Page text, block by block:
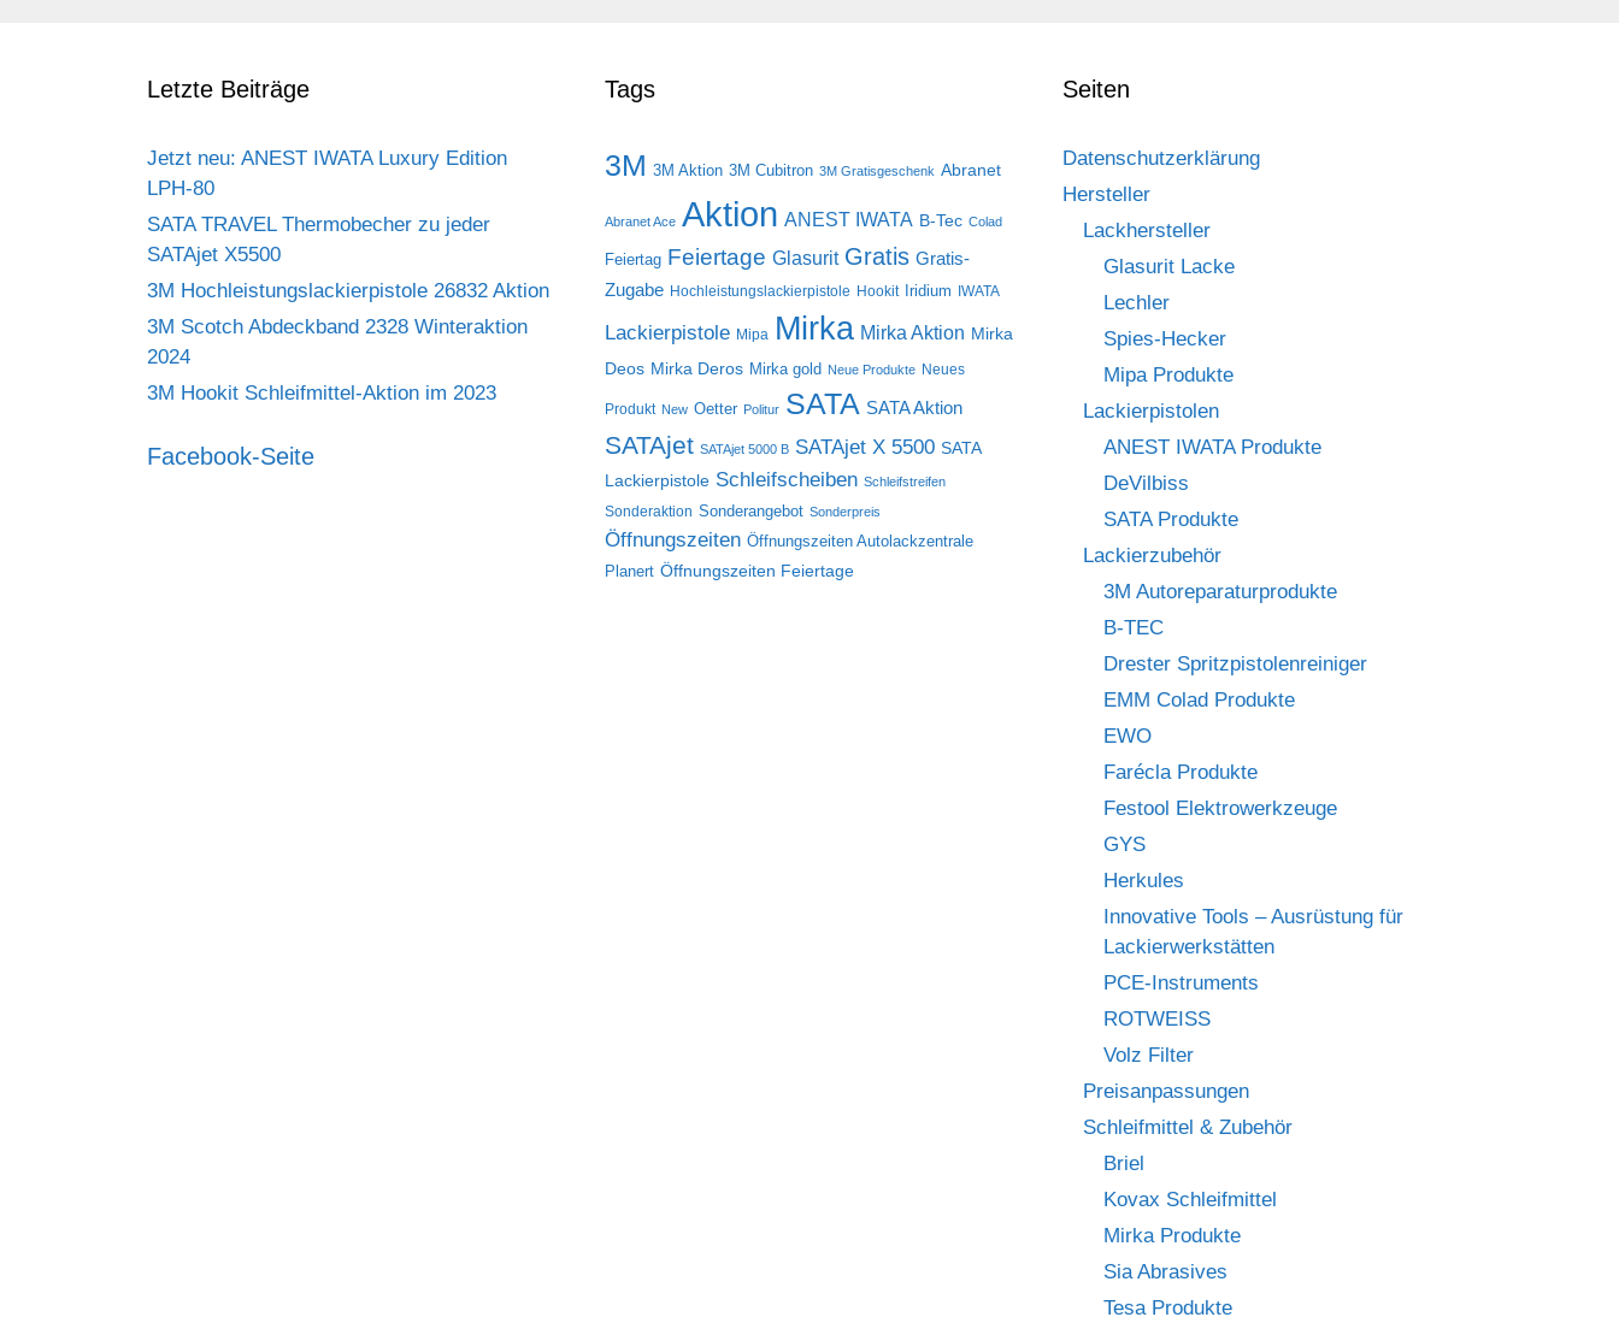
Letzte Beiträge
Jetzt neu: ANEST IWATA Luxury Edition
LPH-80
SATA TRAVEL Thermobecher zu jeder
SATAjet X5500
3M Hochleistungslackierpistole 26832 Aktion
3M Scotch Abdeckband 2328 Winteraktion
2024
3M Hookit Schleifmittel-Aktion im 2023
Facebook-Seite
Tags
3M 3M Aktion 3M Cubitron 3M Gratisgeschenk Abranet
Abranet Ace Aktion ANEST IWATA B-Tec Colad
Feiertag Feiertage Glasurit Gratis Gratis-
Zugabe Hochleistungslackierpistole Hookit Iridium IWATA
Lackierpistole Mipa Mirka Mirka Aktion Mirka
Deos Mirka Deros Mirka gold Neue Produkte Neues
Produkt New Oetter Politur SATA SATA Aktion
SATAjet SATAjet 5000 B SATAjet X 5500 SATA
Lackierpistole Schleifscheiben Schleifstreifen
Sonderaktion Sonderangebot Sonderpreis
Öffnungszeiten Öffnungszeiten Autolackzentrale
Planert Öffnungszeiten Feiertage
Seiten
Datenschutzerklärung
Hersteller
Lackhersteller
Glasurit Lacke
Lechler
Spies-Hecker
Mipa Produkte
Lackierpistolen
ANEST IWATA Produkte
DeVilbiss
SATA Produkte
Lackierzubehör
3M Autoreparaturprodukte
B-TEC
Drester Spritzpistolenreiniger
EMM Colad Produkte
EWO
Farécla Produkte
Festool Elektrowerkzeuge
GYS
Herkules
Innovative Tools – Ausrüstung für
Lackierwerkstätten
PCE-Instruments
ROTWEISS
Volz Filter
Preisanpassungen
Schleifmittel & Zubehör
Briel
Kovax Schleifmittel
Mirka Produkte
Sia Abrasives
Tesa Produkte